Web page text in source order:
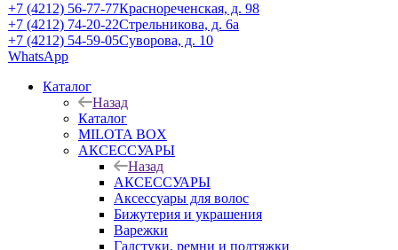
+7 (4212) 56-77-77Краснореченская, д. 98
+7 (4212) 74-20-22Стрельникова, д. 6а
+7 (4212) 54-59-05Суворова, д. 10
WhatsApp
Каталог
Назад
Каталог
MILOTA BOX
АКСЕССУАРЫ
Назад
АКСЕССУАРЫ
Аксессуары для волос
Бижутерия и украшения
Варежки
Галстуки, ремни и подтяжки